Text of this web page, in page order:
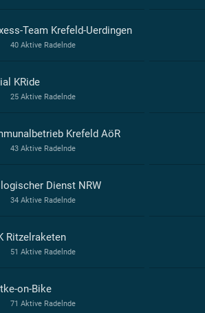
Team Krefeld-Uerdingen
40 Aktive Radelnde
KRide
25 Aktive Radelnde
Krefeld AöR
43 Aktive Radelnde
Dienst NRW
34 Aktive Radelnde
Ritzelraketen
51 Aktive Radelnde
on-Bike
71 Aktive Radelnde